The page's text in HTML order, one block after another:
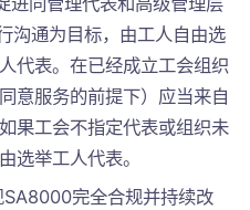
沟通为目标，由工人自由选
代表。在已经成立工会组织
意服务的前提下）应当来自
果工会不指定代表或组织未
选举工人代表。
完全合规并持续改